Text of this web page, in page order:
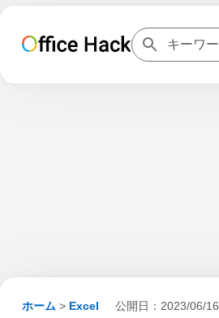
ホーム > Excel 公開日： 2023/06/16